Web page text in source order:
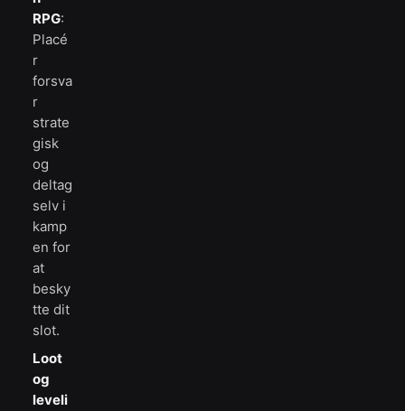
RPG:
Placé
r
forsva
r
strate
gisk
og
deltag
selv i
kamp
en for
at
besky
tte dit
slot.
Loot
og
leveli